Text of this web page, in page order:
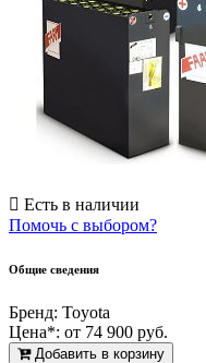
Есть в наличии
Помочь с выбором?
Общие сведения
Бренд: Toyota
Цена*: от 74 900 руб.
Добавить в корзину